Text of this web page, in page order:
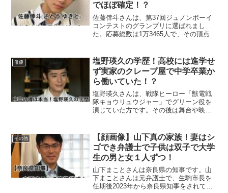
でほぼ確定！？
佐藤倖斗さんは、第37回ジュノンボーイ
コンテストのグランプリに選ばれまし
た。応募総数は1万3465人で、その頂点に
が印象的で人気を博しました。今回は、
現役高校生の佐...
俳優
塩野瑛久の学歴！高校には進学せ
ず実家のクレープ屋で中学卒業か
ら働いていた！？
塩野瑛久さんは、戦隊ヒーロー「獣電戦
隊キョウリュウジャー」でグリーン役を
演じていた方です。その後は舞台や映
は、そんな塩野瑛久さんの学歴を調べて
まとめました。塩野瑛久の出...
その他
【顔画像】山下真の家族！妻はシ
ゴでき弁護士で子供は双子で大学
生の男と女１人ずつ！
山下まことさんは奈良県の知事です。山
下まことさんは元弁護士で、生駒市長を
任期後2023年から奈良県知事をされてい